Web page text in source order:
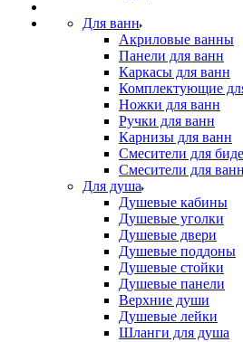
Для ванн
Акриловые ванны
Панели для ванн
Каркасы для ванн
Комплектующие
Ножки для ванн
Ручки для ванн
Карнизы для ванн
Смесители для биде
Смесители для
Для душа
Душевые кабины
Душевые уголки
Душевые двери
Душевые поддоны
Душевые стойки
Душевые панели
Верхние души
Душевые лейки
Шланги для душа